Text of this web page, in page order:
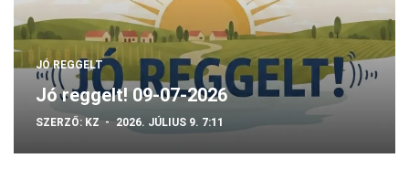
JÓ REGGELT
Jó reggelt! 09-07-2026
SZERZŐ: KZ 2026. JÚLIUS 9. 7:11